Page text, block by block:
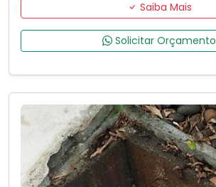
Saiba Mais
Solicitar Orçamento